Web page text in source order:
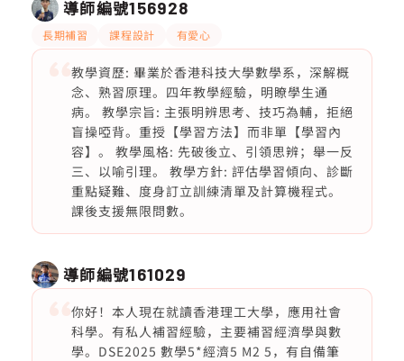
導師編號156928
長期補習 課程設計 有愛心
教學資歷: 畢業於香港科技大學數學系，深解概
念、熟習原理。四年教學經驗，明瞭學生通
病。 教學宗旨: 主張明辨思考、技巧為輔，拒絕
盲操啞背。重授【學習方法】而非單【學習內
容】。 教學風格: 先破後立、引領思辨；舉一反
三、以喻引理。 教學方針: 評估學習傾向、診斷
重點疑難、度身訂立訓練清單及計算機程式。
課後支援無限問數。
導師編號161029
你好！本人現在就讀香港理工大學，應用社會
科學。有私人補習經驗，主要補習經濟學與數
學。DSE2025 數學5*經濟5 M2 5，有自備筆